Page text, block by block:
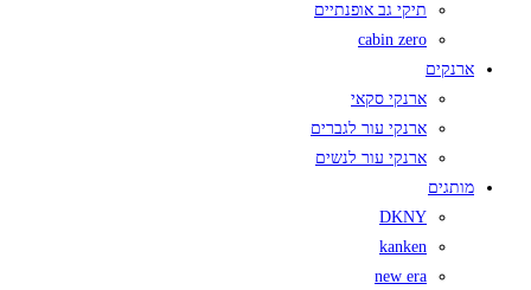
תיקי גב אופנתיים
cabin zero
ארנקים
ארנקי סקאי
ארנקי עור לגברים
ארנקי עור לנשים
מותגים
DKNY
kanken
new era